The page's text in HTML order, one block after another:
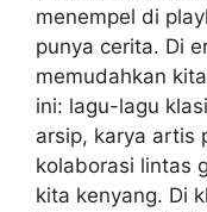
menempel di
punya cerita. Di
memudahkan
ini: lagu-lagu
arsip, karya artis
kolaborasi lintas
kita kenyang. Di